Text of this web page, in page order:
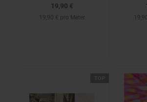
19,90 €
19,90 € pro Meter